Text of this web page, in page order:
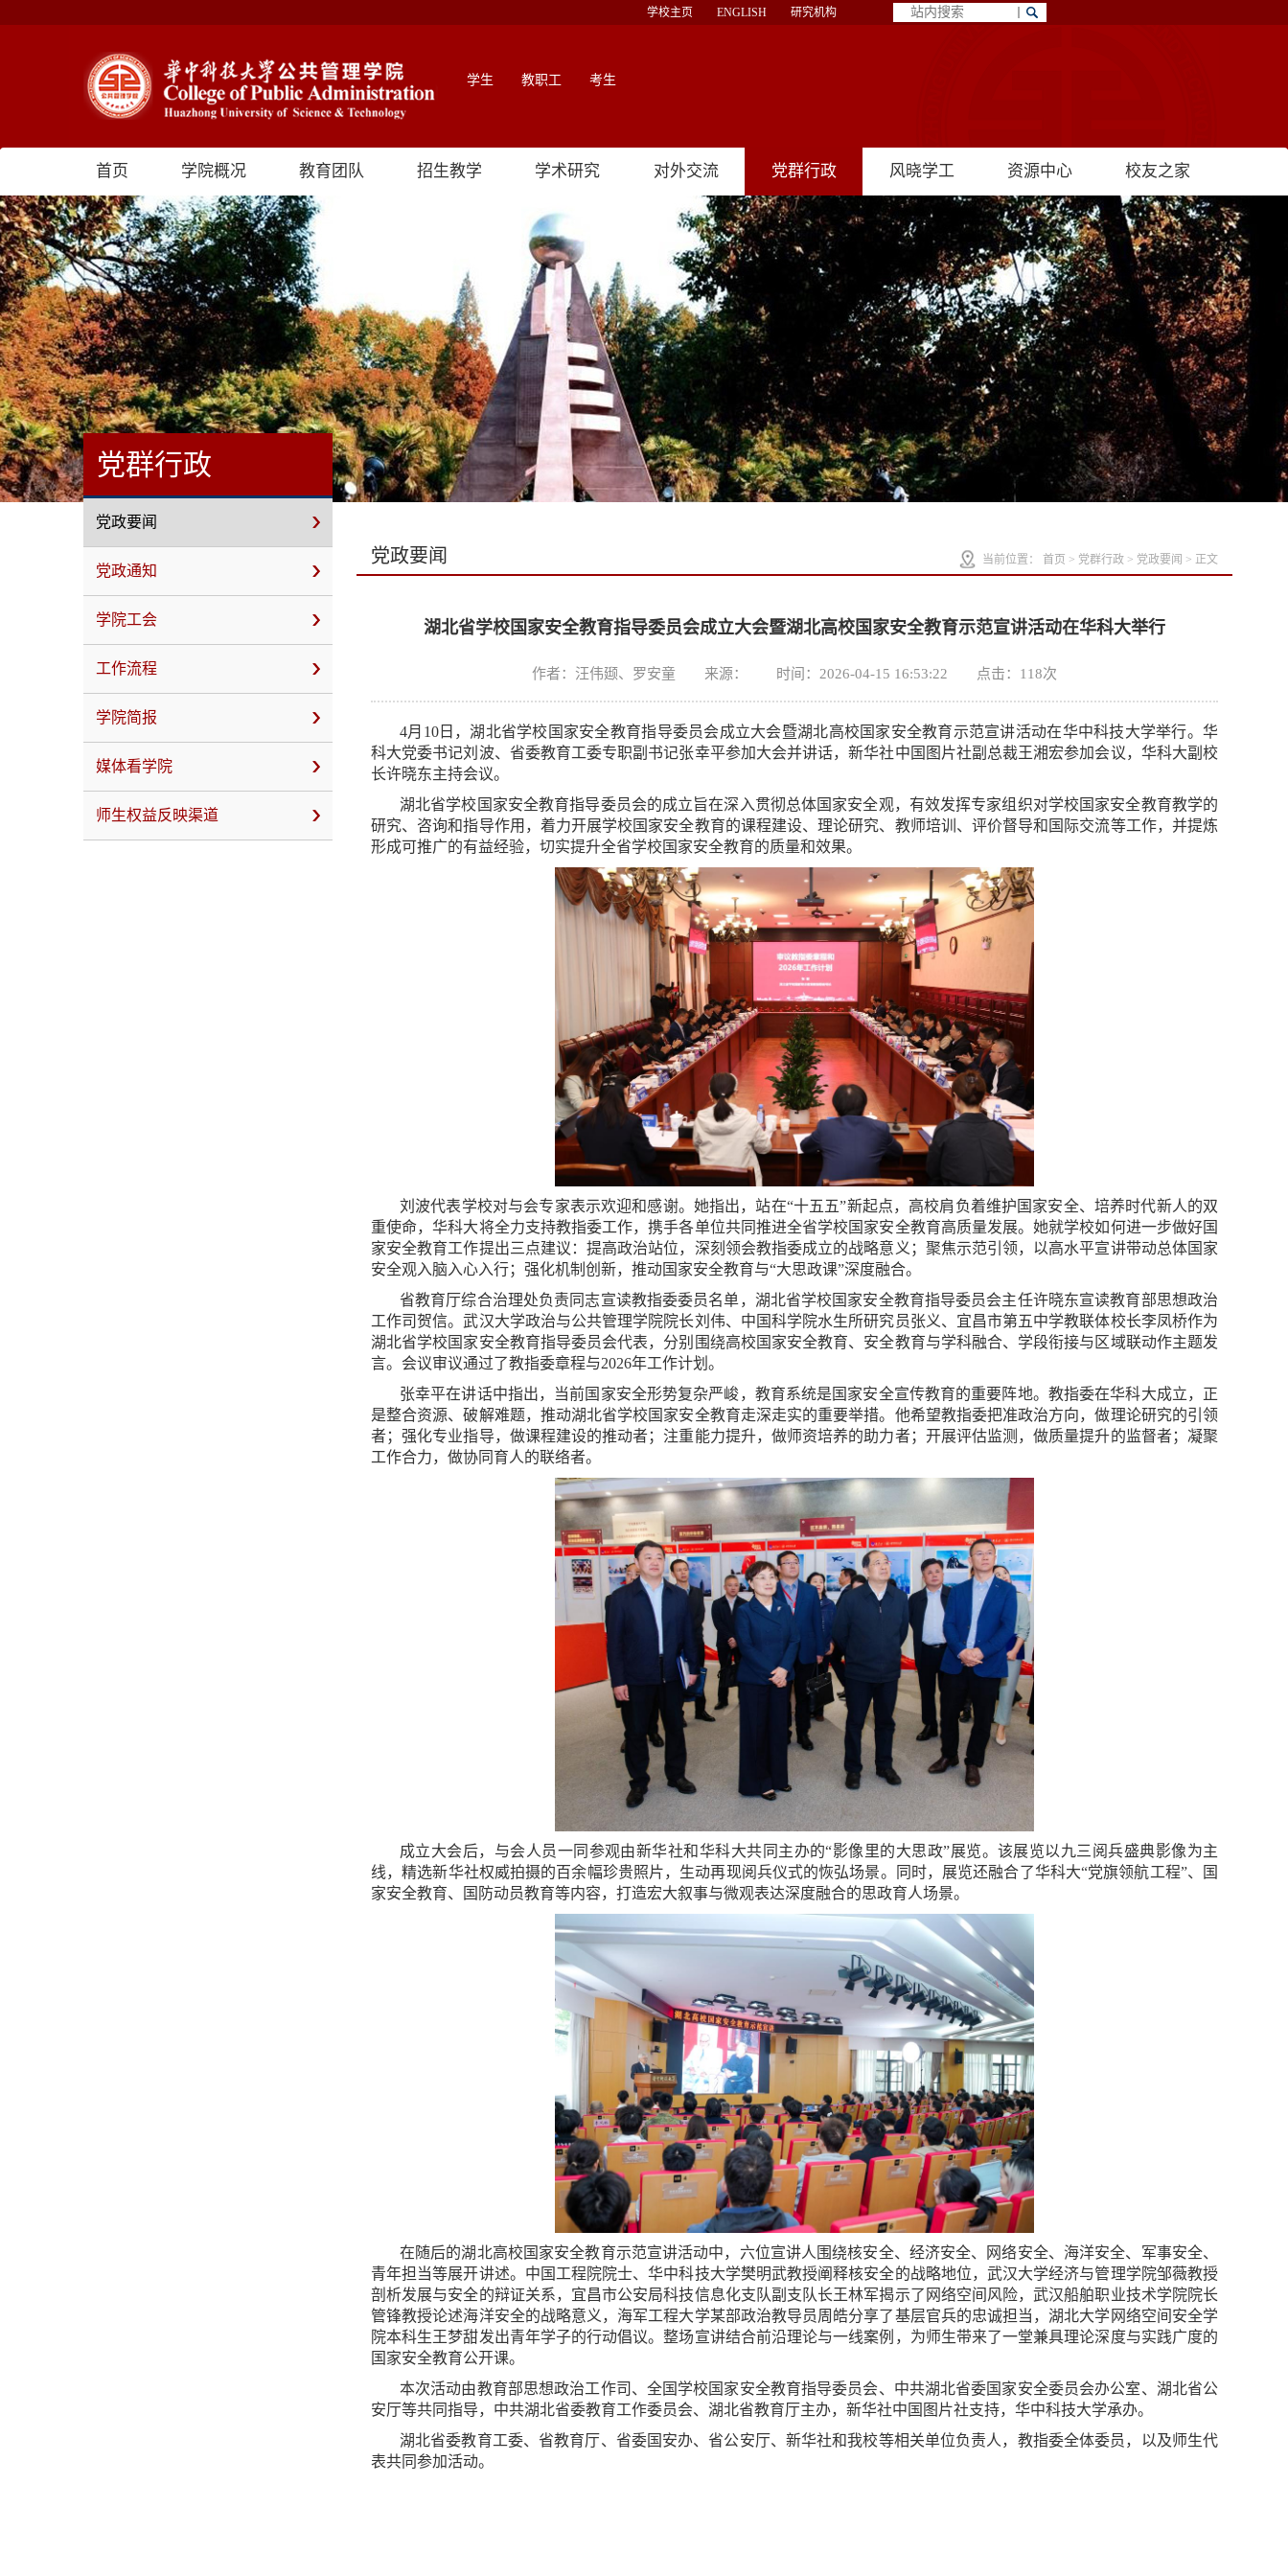
学校主页 ENGLISH 研究机构
学生 教职工 考生
首页 学院概况 教育团队 招生教学 学术研究 对外交流 党群行政 风晓学工 资源中心 校友之家
党群行政
党政要闻
党政通知
学院工会
工作流程
学院简报
媒体看学院
师生权益反映渠道
党政要闻 当前位置： 首页 > 党群行政> 党政要闻 > 正文
湖北省学校国家安全教育指导委员会成立大会暨湖北高校国家安全教育示范宣讲活动在华科大举行
作者：汪伟颋、罗安童 来源： 时间：2026-04-15 16:53:22 点击： 118次
4月10日，湖北省学校国家安全教育指导委员会成立大会暨湖北高校国家安全教育示范宣讲活动在华中科技大学举行。华
科大党委书记刘波、省委教育工委专职副书记张幸平参加大会并讲话，新华社中国图片社副总裁王湘宏参加会议，华科大副校
长许晓东主持会议。
湖北省学校国家安全教育指导委员会的成立旨在深入贯彻总体国家安全观，有效发挥专家组织对学校国家安全教育教学的
研究、咨询和指导作用，着力开展学校国家安全教育的课程建设、理论研究、教师培训、评价督导和国际交流等工作，并提炼
形成可推广的有益经验，切实提升全省学校国家安全教育的质量和效果。
刘波代表学校对与会专家表示欢迎和感谢。她指出，站在“十五五”新起点，高校肩负着维护国家安全、培养时代新人的双
重使命，华科大将全力支持教指委工作，携手各单位共同推进全省学校国家安全教育高质量发展。她就学校如何进一步做好国
家安全教育工作提出三点建议：提高政治站位，深刻领会教指委成立的战略意义；聚焦示范引领，以高水平宣讲带动总体国家
安全观入脑入心入行；强化机制创新，推动国家安全教育与“大思政课”深度融合。
省教育厅综合治理处负责同志宣读教指委委员名单，湖北省学校国家安全教育指导委员会主任许晓东宣读教育部思想政治
工作司贺信。武汉大学政治与公共管理学院院长刘伟、中国科学院水生所研究员张义、宜昌市第五中学教联体校长李凤桥作为
湖北省学校国家安全教育指导委员会代表，分别围绕高校国家安全教育、安全教育与学科融合、学段衔接与区域联动作主题发
言。会议审议通过了教指委章程与2026年工作计划。
张幸平在讲话中指出，当前国家安全形势复杂严峻，教育系统是国家安全宣传教育的重要阵地。教指委在华科大成立，正
是整合资源、破解难题，推动湖北省学校国家安全教育走深走实的重要举措。他希望教指委把准政治方向，做理论研究的引领
者；强化专业指导，做课程建设的推动者；注重能力提升，做师资培养的助力者；开展评估监测，做质量提升的监督者；凝聚
工作合力，做协同育人的联络者。
成立大会后，与会人员一同参观由新华社和华科大共同主办的“影像里的大思政”展览。该展览以九三阅兵盛典影像为主
线，精选新华社权威拍摄的百余幅珍贵照片，生动再现阅兵仪式的恢弘场景。同时，展览还融合了华科大“党旗领航工程”、国
家安全教育、国防动员教育等内容，打造宏大叙事与微观表达深度融合的思政育人场景。
在随后的湖北高校国家安全教育示范宣讲活动中，六位宣讲人围绕核安全、经济安全、网络安全、海洋安全、军事安全、
青年担当等展开讲述。中国工程院院士、华中科技大学樊明武教授阐释核安全的战略地位，武汉大学经济与管理学院邹薇教授
剖析发展与安全的辩证关系，宜昌市公安局科技信息化支队副支队长王林军揭示了网络空间风险，武汉船舶职业技术学院院长
管锋教授论述海洋安全的战略意义，海军工程大学某部政治教导员周皓分享了基层官兵的忠诚担当，湖北大学网络空间安全学
院本科生王梦甜发出青年学子的行动倡议。整场宣讲结合前沿理论与一线案例，为师生带来了一堂兼具理论深度与实践广度的
国家安全教育公开课。
本次活动由教育部思想政治工作司、全国学校国家安全教育指导委员会、中共湖北省委国家安全委员会办公室、湖北省公
安厅等共同指导，中共湖北省委教育工作委员会、湖北省教育厅主办，新华社中国图片社支持，华中科技大学承办。
湖北省委教育工委、省教育厅、省委国安办、省公安厅、新华社和我校等相关单位负责人，教指委全体委员，以及师生代
表共同参加活动。